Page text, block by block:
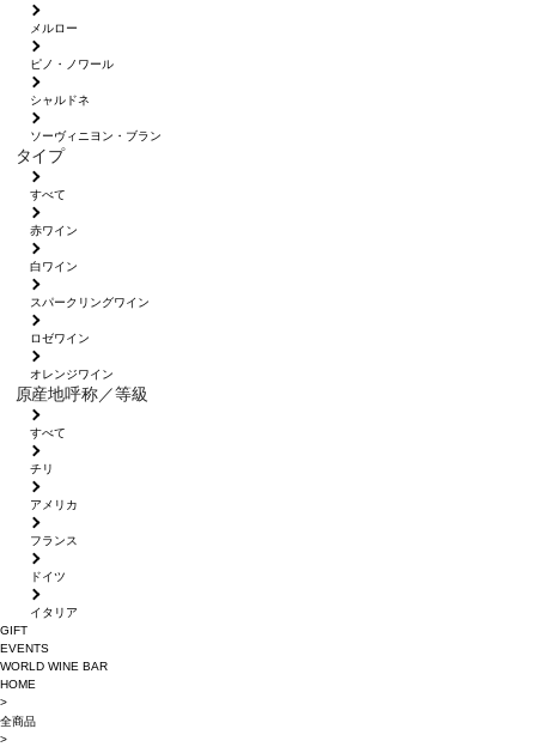
メルロー
ピノ・ノワール
シャルドネ
ソーヴィニヨン・ブラン
タイプ
すべて
赤ワイン
白ワイン
スパークリングワイン
ロゼワイン
オレンジワイン
原産地呼称／等級
すべて
チリ
アメリカ
フランス
ドイツ
イタリア
GIFT
EVENTS
WORLD WINE BAR
HOME
>
全商品
>